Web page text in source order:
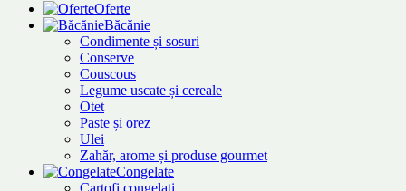
Oferte
Băcănie
Condimente și sosuri
Conserve
Couscous
Legume uscate și cereale
Otet
Paste și orez
Ulei
Zahăr, arome și produse gourmet
Congelate
Cartofi congelați